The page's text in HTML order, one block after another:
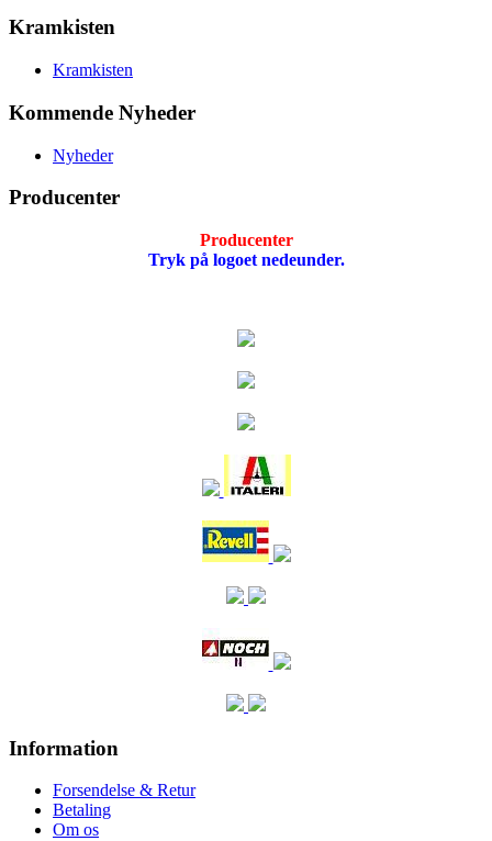
Kramkisten
Kramkisten
Kommende Nyheder
Nyheder
Producenter
Producenter
Tryk på logoet nedeunder.
Information
Forsendelse & Retur
Betaling
Om os